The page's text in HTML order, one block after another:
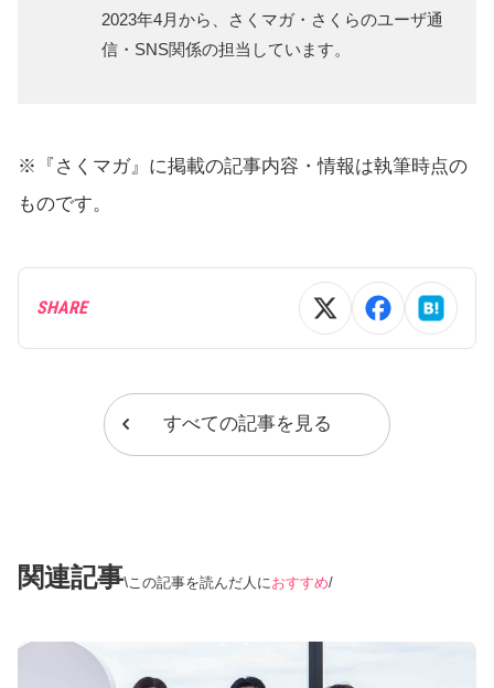
2023年4月から、さくマガ・さくらのユーザ通
信・SNS関係の担当しています。
※『さくマガ』に掲載の記事内容・情報は執筆時点の
ものです。
SHARE
すべての記事を見る
関連記事 この記事を読んだ人に おすすめ